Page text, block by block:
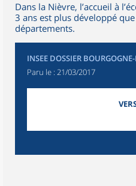
Dans la Nièvre, l’accueil à
3 ans est plus développé
départements.
INSEE DOSSIER
Paru le : 21/03/2017